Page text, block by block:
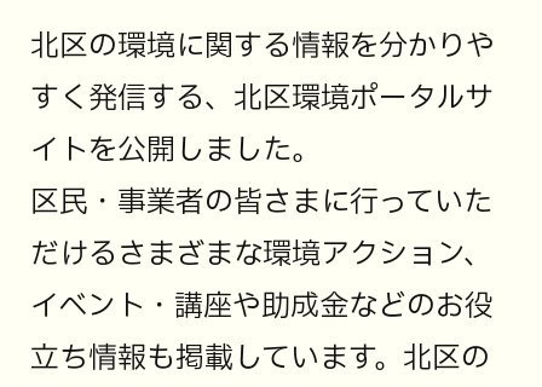
北区の環境に関する情報を分かりや
すく発信する、北区環境ポータルサ
イトを公開しました。
区民・事業者の皆さまに行っていた
だけるさまざまな環境アクション、
イベント・講座や助成金などのお役
立ち情報も掲載しています。北区の